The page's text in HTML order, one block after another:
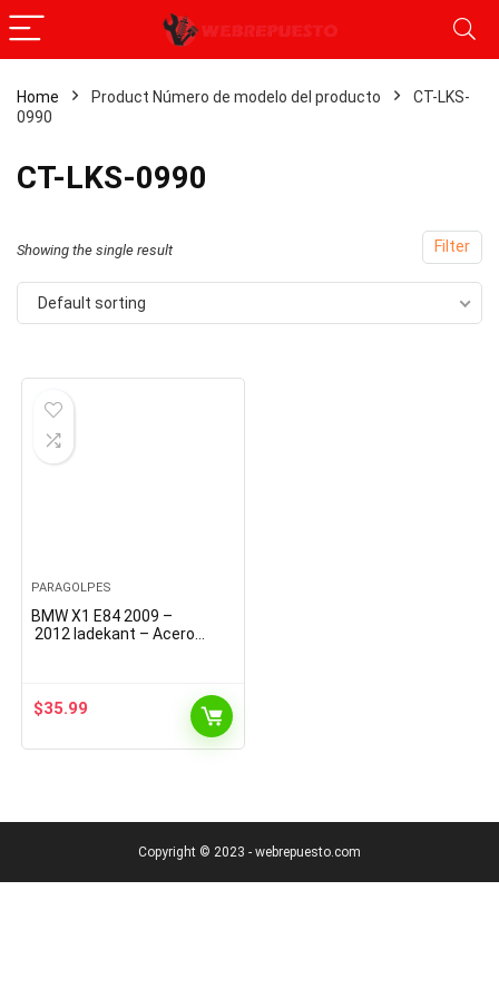
Home Product Número de modelo del producto
‎CT-LKS-
0990
‎CT-LKS-0990
Filter
Showing the single result
Default sorting
PARAGOLPES
BMW X1 E84 2009 –
2012 ladekant – Acero
$35.99
Copyright © 2023 - webrepuesto.com